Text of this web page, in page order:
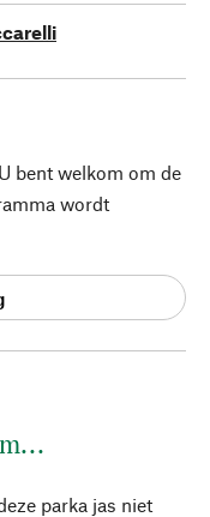
parka jas niet
bent welkom om de
wordt